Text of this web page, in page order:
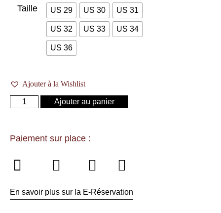
Taille US 29 US 30 US 31
US 32 US 33 US 34
US 36
Ajouter à la Wishlist
Ajouter au panier
Paiement sur place :
En savoir plus sur la E-Réservation